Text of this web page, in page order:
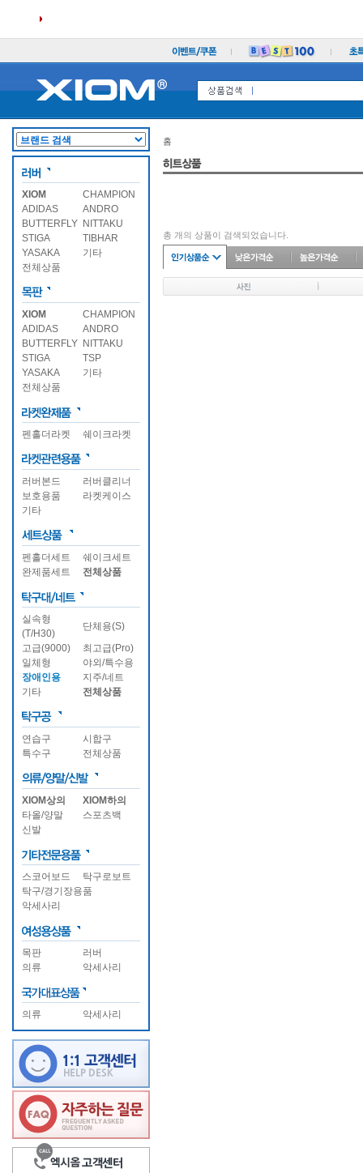
XIOM
CHAMPION
ADIDAS
ANDRO
BUTTERFLY NITTAKU
STIGA
TIBHAR
YASAKA
기타
전체상품
XIOM
CHAMPION
ADIDAS
ANDRO
BUTTERFLY NITTAKU
STIGA
TSP
YASAKA
기타
전체상품
펜홀더라켓 쉐이크라켓
러버본드
러버클리너
보호용품
라켓케이스
기타
펜홀더세트
쉐이크세트
완제품세트
전체상품
실속형
(T/H30)
단체용(S)
고급(9000)
최고급(Pro)
일체형
야외/특수용
장애인용
지주/네트
기타
전체상품
연습구
시합구
특수구
전체상품
XIOM상의
XIOM하의
타올/양말
스포츠백
신발
스코어보드
탁구로보트
탁구/경기장용품
악세사리
목판
러버
의류
악세사리
의류 악세사리
홈
총 개의 상품이 검색되었습니다.